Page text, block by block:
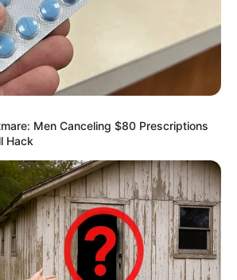
Projektes sind Affiliate-
Wenn etwas darüber gebucht oder
eine Unterstützung, ohne dass sich
ändert.
Men Canceling $80 Prescriptions
Hack